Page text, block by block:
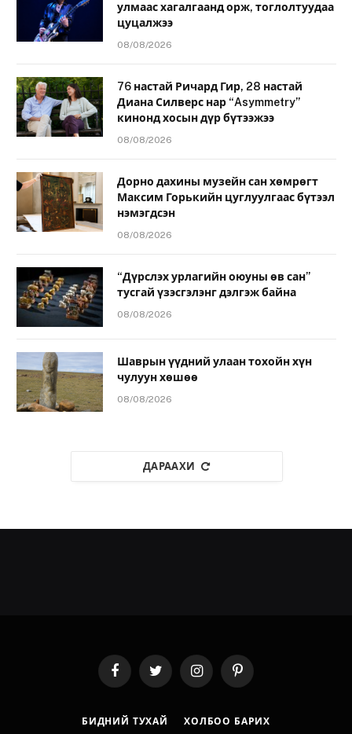
улмаас хагалгаанд орж, тоглолтуудаа
цуцалжээ
08/08/2026
76 настай Ричард Гир, 28 настай
Диана Силверс нар “Asymmetry”
кинонд хосын дүр бүтээжээ
08/08/2026
Дорно дахины музейн сан хөмрөгт
Максим Горькийн цуглуулгаас бүтээл
нэмэгдсэн
08/08/2026
“Дүрслэх урлагийн оюуны өв сан”
тусгай үзэсгэлэнг дэлгэж байна
08/08/2026
Шаврын үүдний улаан тохойн хүн
чулуун хөшөө
08/08/2026
ДАРААХИ
FacebookTwitter InstagramPinterest
БИДНИЙ ТУХАЙ ХОЛБОО БАРИХ